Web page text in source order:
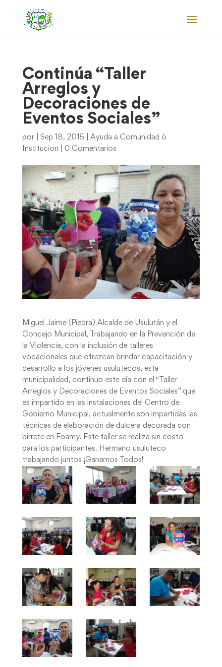
Continúa “Taller
Arreglos y
Decoraciones de
Eventos Sociales”
por Sep 18, 2015
Ayuda a Comunidad ò
Institucion
0 Comentarios
Miguel Jaime (Piedra) Alcalde de Usulután y el
Concejo Municipal, Trabajando en la Prevención de
la Violencia, con la inclusión de talleres
vocacionales que ofrezcan brindar capacitación y
desarrollo a los jóvenes usulutecos, esta
municipalidad, continuo este día con el “Taller
Arreglos y Decoraciones de Eventos Sociales” que
es impartido en las instalaciones del Centro de
Gobierno Municipal, actualmente son impartidas las
técnicas de elaboración de dulcera decorada con
birrete en Foamy. Este taller se realiza sin costo
para los participantes. Hermano usuluteco
trabajando juntos ¡Ganamos Todos!